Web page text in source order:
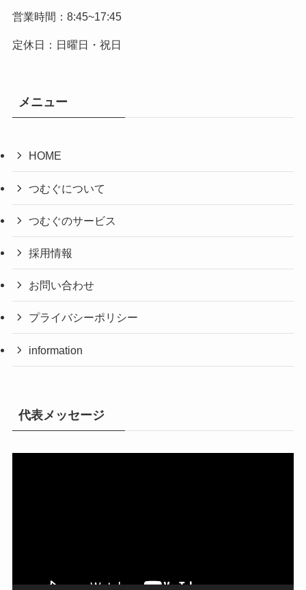
営業時間：8:45~17:45
定休日：日曜日・祝日
メニュー
HOME
つむぐについて
つむぐのサービス
採用情報
お問い合わせ
プライバシーポリシー
information
代表メッセージ